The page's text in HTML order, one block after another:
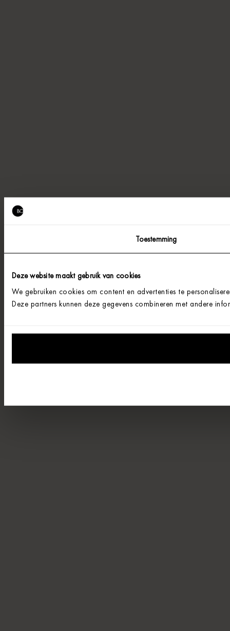
Toestemming
Deze website maakt gebruik van cookies
We gebruiken cookies om content en advertenties te
Deze partners kunnen deze gegevens combineren met andere